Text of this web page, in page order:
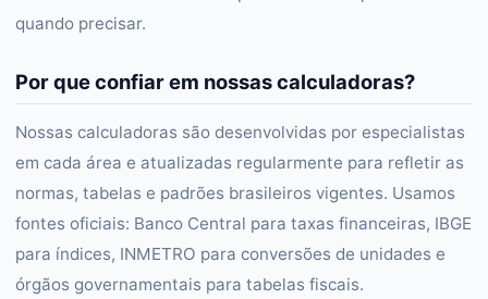
quando precisar.
Por que confiar em nossas calculadoras?
Nossas calculadoras são desenvolvidas por especialistas
em cada área e atualizadas regularmente para refletir as
normas, tabelas e padrões brasileiros vigentes. Usamos
fontes oficiais: Banco Central para taxas financeiras, IBGE
para índices, INMETRO para conversões de unidades e
órgãos governamentais para tabelas fiscais.